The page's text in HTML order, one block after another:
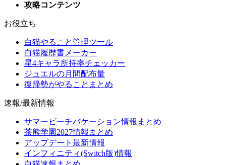
攻略コンテンツ
お役立ち
白猫やること管理ツール
白猫履歴書メーカー
星4キャラ所持率チェッカー
ジュエルの月間配布量
復帰勢がやることまとめ
速報/最新情報
サマービーチバケーション情報まとめ
茶熊学園2027情報まとめ
アップデート最新情報
インフィニティ(Switch版)情報